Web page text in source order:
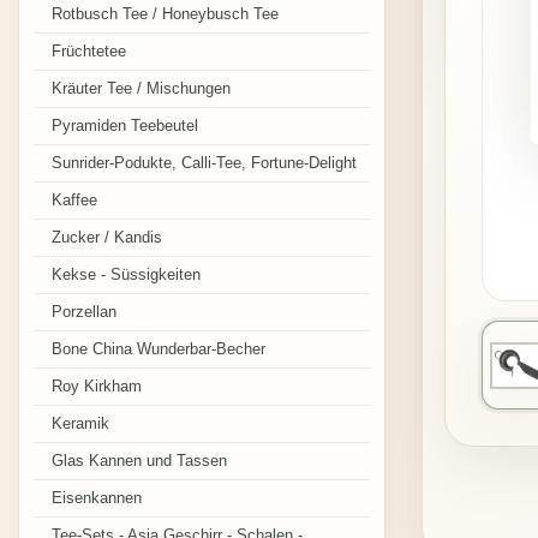
Rotbusch Tee / Honeybusch Tee
Früchtetee
Kräuter Tee / Mischungen
Pyramiden Teebeutel
Sunrider-Podukte, Calli-Tee, Fortune-Delight
Kaffee
Zucker / Kandis
Kekse - Süssigkeiten
Porzellan
Bone China Wunderbar-Becher
Roy Kirkham
Keramik
Glas Kannen und Tassen
Eisenkannen